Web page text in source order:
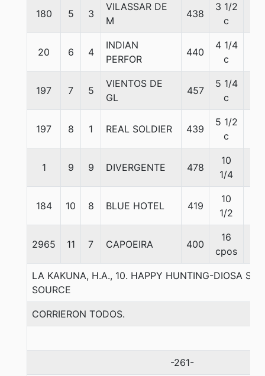
180 5 3
VILASSAR DE
M
438
3 1/2
c
20 6 4
INDIAN
PERFOR
440
4 1/4
c
197 7 5
VIENTOS DE
GL
457
5 1/4
c
197 8 1 REAL SOLDIER 439
5 1/2
c
1 9 9 DIVERGENTE 478
10
1/4
184 10 8 BLUE HOTEL 419
10
1/2
2965 11 7 CAPOEIRA 400
16
cpos
LA KAKUNA, H.A., 10. HAPPY HUNTING-DIOSA
SOURCE
CORRIERON TODOS.
-261-